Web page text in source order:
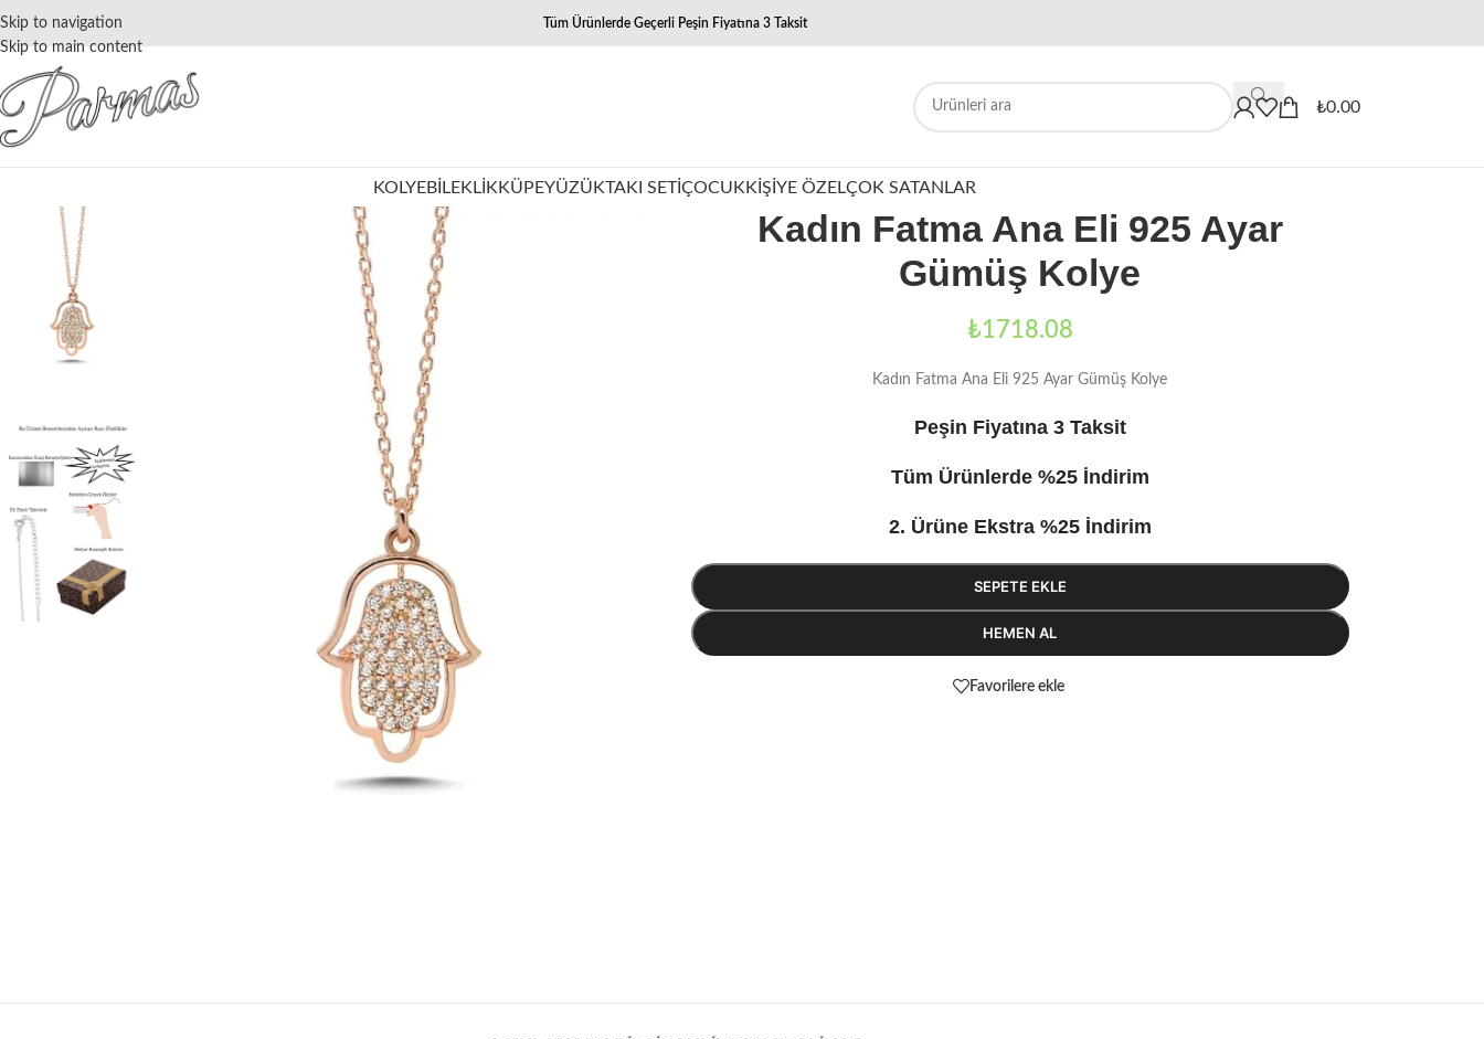
Skip to navigation
Skip to main content
Tüm Ürünlerde Geçerli Peşin Fiyatına 3 Taksit
When autocomplete results are
₺0.00
KOLYEBILEKLIKKÜPEYÜZÜKTAKI SETIÇOCUKKIŞIYE ÖZELÇOK SATANLAR
Kadın Fatma Ana Eli 925 Ayar
Gümüş Kolye
₺1718.08
Kadın Fatma Ana Eli 925 Ayar Gümüş Kolye
Peşin Fiyatına 3 Taksit
Tüm Ürünlerde %25 İndirim
2. Ürüne Ekstra %25 İndirim
SEPETE EKLE
HEMEN AL
Favorilere ekle